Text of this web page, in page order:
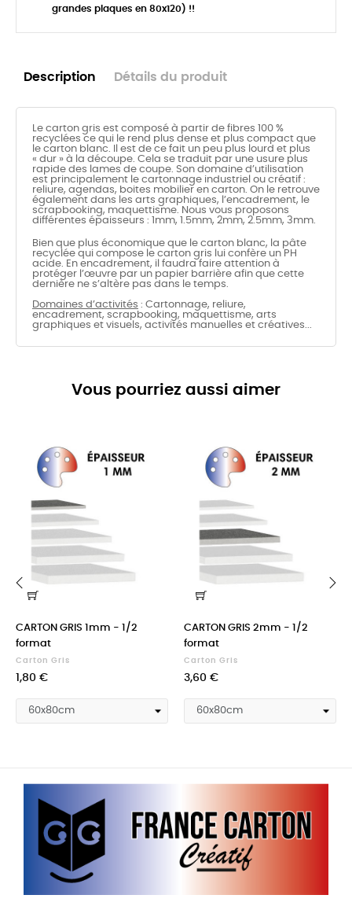
grandes plaques en 80x120) !!
Description Détails du produit
Le carton gris est composé à partir de fibres 100 %
recyclées ce qui le rend plus dense et plus compact que
le carton blanc. Il est de ce fait un peu plus lourd et plus
« dur » à la découpe. Cela se traduit par une usure plus
rapide des lames de coupe. Son domaine d’utilisation
est principalement le cartonnage industriel ou créatif :
reliure, agendas, boites mobilier en carton. On le retrouve
également dans les arts graphiques, l’encadrement, le
scrapbooking, maquettisme. Nous vous proposons
différentes épaisseurs : 1mm, 1.5mm, 2mm, 2.5mm, 3mm.
Bien que plus économique que le carton blanc, la pâte
recyclée qui compose le carton gris lui confère un PH
acide. En encadrement, il faudra faire attention à
protéger l’œuvre par un papier barrière afin que cette
dernière ne s’altère pas dans le temps.
Domaines d’activités : Cartonnage, reliure,
encadrement, scrapbooking, maquettisme, arts
graphiques et visuels, activités manuelles et créatives...
Vous pourriez aussi aimer
CARTON GRIS 1mm - 1/2
format
Carton Gris
Prix
1,80 €
CARTON GRIS 2mm - 1/2
format
Carton Gris
Prix
3,60 €